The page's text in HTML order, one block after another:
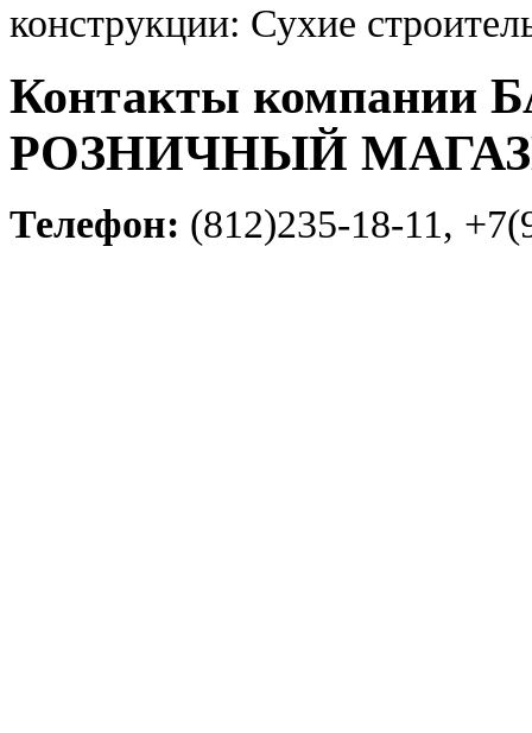
конструкции: Сухие
Контакты
РОЗНИЧНЫЙ
Телефон: (812)235-18-11,